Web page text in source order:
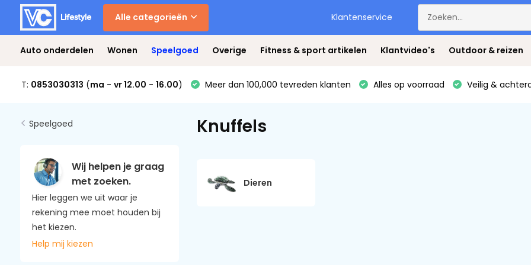
Alle categorieën Klantenservice
Auto onderdelen Wonen Speelgoed Overige Fitness & sport artikelen Klantvideo's Outdoor & reizen
T: 0853030313 (ma - vr 12.00 - 16.00) Meer dan 100,000 tevreden klanten Alles op voorraad Veilig &
Speelgoed
Wij helpen je graag
met zoeken.
Hier leggen we uit waar je
rekening mee moet houden bij
het kiezen.
Help mij kiezen
Knuffels
Dieren